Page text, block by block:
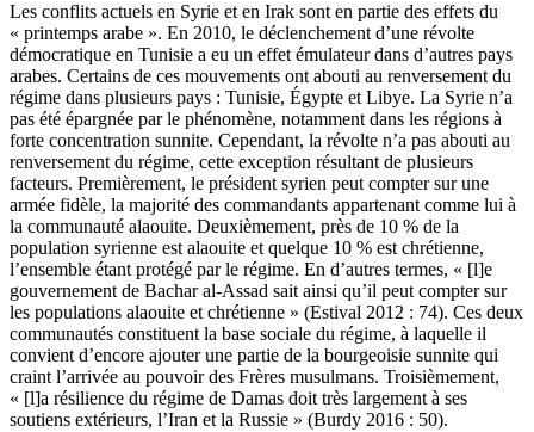
Les conflits actuels en Syrie et en Irak sont en partie des effets du
« printemps arabe ». En 2010, le déclenchement d’une révolte
démocratique en Tunisie a eu un effet émulateur dans d’autres pays
arabes. Certains de ces mouvements ont abouti au renversement du
régime dans plusieurs pays : Tunisie, Égypte et Libye. La Syrie n’a
pas été épargnée par le phénomène, notamment dans les régions à
forte concentration sunnite. Cependant, la révolte n’a pas abouti au
renversement du régime, cette exception résultant de plusieurs
facteurs. Premièrement, le président syrien peut compter sur une
armée fidèle, la majorité des commandants appartenant comme lui à
la communauté alaouite. Deuxièmement, près de 10 % de la
population syrienne est alaouite et quelque 10 % est chrétienne,
l’ensemble étant protégé par le régime. En d’autres termes, « [l]e
gouvernement de Bachar al-Assad sait ainsi qu’il peut compter sur
les populations alaouite et chrétienne » (Estival 2012 : 74). Ces deux
communautés constituent la base sociale du régime, à laquelle il
convient d’encore ajouter une partie de la bourgeoisie sunnite qui
craint l’arrivée au pouvoir des Frères musulmans. Troisièmement,
« [l]a résilience du régime de Damas doit très largement à ses
soutiens extérieurs, l’Iran et la Russie » (Burdy 2016 : 50).